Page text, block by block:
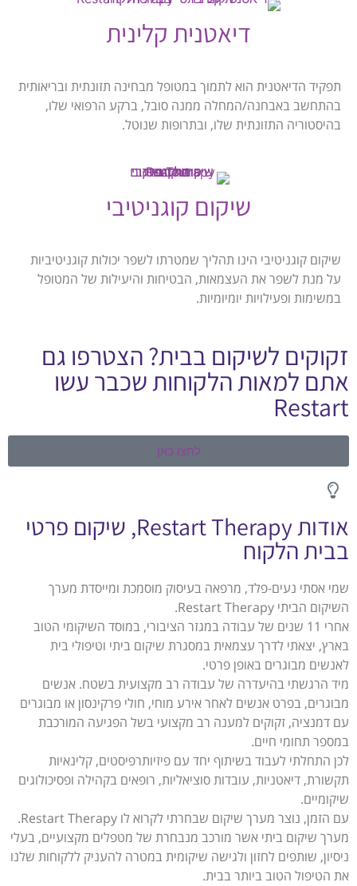
דיאטנית קלינית
תפקיד הדיאטנית הוא לתמוך במטופל מבחינה תזונתית ובריאותית
בהתחשב באבחנה/המחלה ממנה סובל, ברקע הרפואי שלו,
בהיסטוריה התזונתית שלו, ובתרופות שנוטל.
שיקום קוגניטיבי
שיקום קוגניטיבי הינו תהליך שמטרתו לשפר יכולות קוגניטיביות
על מנת לשפר את העצמאות, הבטיחות והיעילות של המטופל
במשימות ופעילויות יומיומיות.
זקוקים לשיקום בבית? הצטרפו גם
אתם למאות הלקוחות שכבר עשו
Restart
לחצו כאן
אודות Restart Therapy, שיקום פרטי
בבית הלקוח
שמי אסתי נעים-פלד, מרפאה בעיסוק מוסמכת ומייסדת מערך
השיקום הביתי Restart Therapy.
אחרי 11 שנים של עבודה במגזר הציבורי, במוסד השיקומי הטוב
בארץ, יצאתי לדרך עצמאית במסגרת שיקום ביתי וטיפולי בית
לאנשים מבוגרים באופן פרטי.
מיד הרגשתי בהיעדרה של עבודה רב מקצועית בשטח. אנשים
מבוגרים, בפרט אנשים לאחר אירע מוחי, חולי פרקינסון או מבוגרים
עם דמנציה, זקוקים למענה רב מקצועי בשל הפגיעה המורכבת
במספר תחומי חיים.
לכן התחלתי לעבוד בשיתוף יחד עם פיזיותרפיסטים, קלינאיות
תקשורת, דיאטניות, עובדות סוציאליות, רופאים בקהילה ופסיכולוגים
שיקומיים.
עם הזמן, נוצר מערך שיקום שבחרתי לקרוא לו Restart Therapy.
מערך שיקום ביתי אשר מורכב מנבחרת של מטפלים מקצועיים, בעלי
ניסיון, שותפים לחזון ולגישה שיקומית במטרה להעניק ללקוחות שלנו
את הטיפול הטוב ביותר בבית.